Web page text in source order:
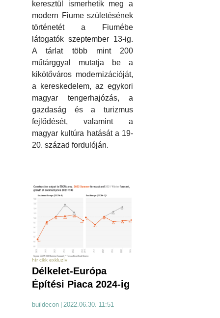
keresztül ismerhetik meg a
modern Fiume születésének
történetét a Fiumébe
látogatók szeptember 13-ig.
A tárlat több mint 200
műtárggyal mutatja be a
kikötőváros modernizációját,
a kereskedelem, az egykori
magyar tengerhajózás, a
gazdaság és a turizmus
fejlődését, valamint a
magyar kultúra hatását a 19-
20. század fordulóján.
hír cikk exkluzív
Délkelet-Európa
Építési Piaca 2024-ig
buildecon 2022.06.30. 11:51